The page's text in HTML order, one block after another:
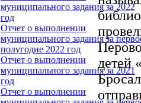
муниципального задания за 2022
год
Отчет о выполнении
муниципального задания за
полугодие 2022 год
Отчет о выполнении
муниципального задания за 2021
год
Отчет о выполнении
детей